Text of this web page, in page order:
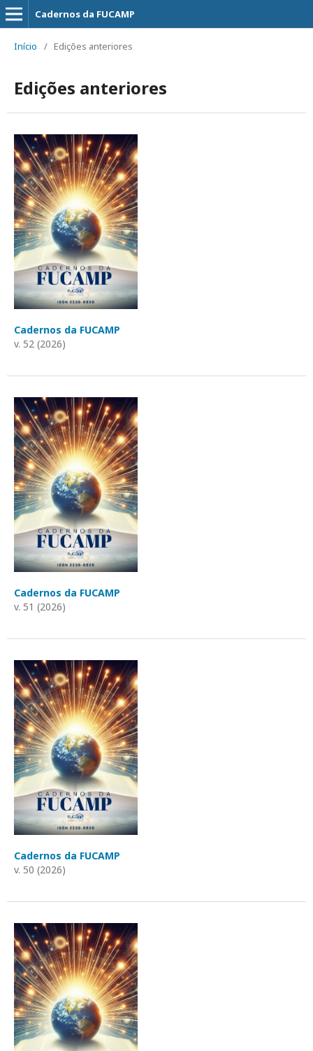
Cadernos da FUCAMP
Início / Edições anteriores
Edições anteriores
Cadernos da FUCAMP
v. 52 (2026)
Cadernos da FUCAMP
v. 51 (2026)
Cadernos da FUCAMP
v. 50 (2026)